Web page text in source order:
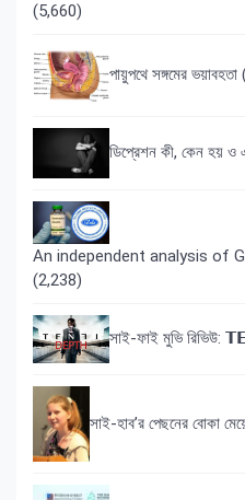
(5,660)
পায়ুপথে সঙ্গমের ভয়াবহতা
ডিপ্রেশন কী, কেন হয় ও
An independent analysis of
(2,238)
সাই-ফাই মুভি রিভিউ:
সাই-হাব’র পেছনের বোকা